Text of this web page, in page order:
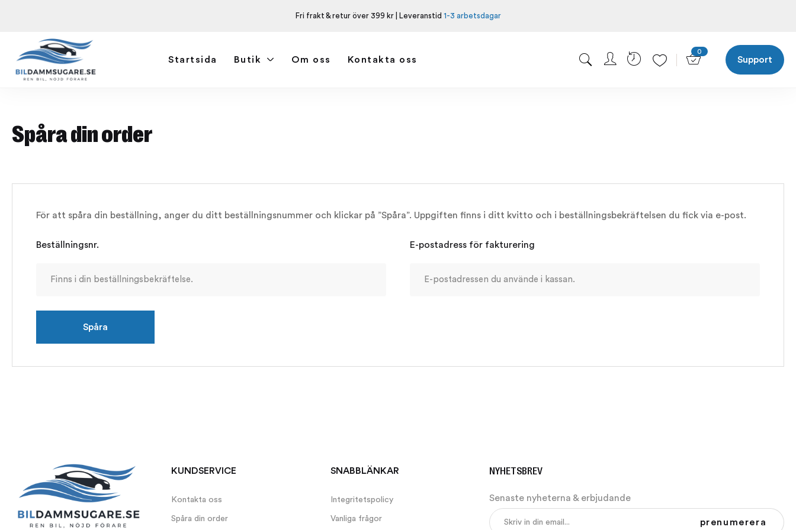
Fri frakt & retur över 399 kr | Leveranstid 1-3 arbetsdagar
Startsida Butik Om oss Kontakta oss
0
Support
Spåra din order
För att spåra din beställning, anger du ditt beställningsnummer och klickar på ”Spåra”. Uppgiften finns i ditt kvitto och i beställningsbekräftelsen du fick via e-post.
Beställningsnr. E-postadress för fakturering
Spåra
KUNDSERVICE
Kontakta oss
Spåra din order
SNABBLÄNKAR
Integritetspolicy
Vanliga frågor
NYHETSBREV
Senaste nyheterna & erbjudande
prenumerera